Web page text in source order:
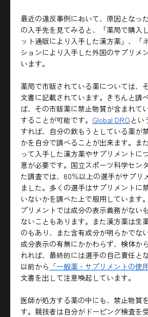
最近の違反事例において、原因となっ
の入手先を見てみると、「薬局で購入
ット通販により入手した漢方薬」、「
ションにより入手した外国のサプリメ
います。
薬局で市販されている薬については、
文書に記載されています。きちんと調
ば、その市販薬に禁止物質が含まれて
することが可能です。 Global DRO とい
すれば、自分の飲もうとしている薬が
かを自分で調べることが出来ます。ま
って入手した漢方薬やサプリメントに
意が必要です。国立スポーツ科学セン
た調査では、80％以上の選手がサプリ
ました。多くの選手はサプリメントに
いないかを調べた上で服用しています
プリメントでは成分の表示義務がない
ないこともあります。また漢方薬は生
のもあり、また含有成分が明らかでな
成分表示の有無にかかわらず、検体か
れれば、最終的には選手の自己責任と
以前から 「一般薬・サプリメントの使
文書を出して注意喚起しています。
医師が処方する薬の中にも、禁止物質
す。競技者は自分がドーピング検査を